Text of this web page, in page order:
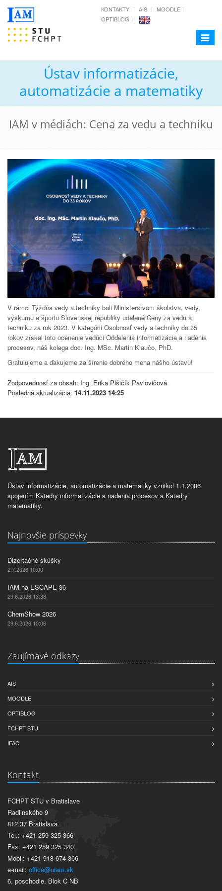
KONTAKTY AIS
MOODLE
OPTIBLOG
Toggle
Ústav informatizácie,
automatizácie a matematiky
IAM v médiách: Cena za vedu a techniku
V rámci Týždňa vedy a techniky boli Ministerstvom školstva, vedy,
výskumu a športu Slovenskej republiky udelené Ceny za vedu a
techniku za rok 2023. V kategórii Osobnosť vedy a techniky do 35
rokov získal toto ocenenie vedúci Oddelenia informatizácie a riadenia
procesov, náš kolega doc. Ing. MSc. Martin Klaučo, PhD.
Gratulujeme a ďakujeme za šírenie dobrého mena nášho ústavu!
Zodpovednosť za obsah: Ing. Erika Plšičík Pavlovičová
Posledná aktualizácia: 14.11.2023 14:25
Ústav informatizácie, automatizácie a matematiky vznikol 1.1.2006
spojením Katedry informatizácie a riadenia procesov a Katedry
matematiky.
Najnovšie príspevky
Dizertačné skúšky
2.7.2026 10:00
IAM na ESCAPE 36
29.6.2026 13:38
ChemShow 2026
29.6.2026 10:06
Zaujímavé odkazy
AIS
MOODLE
OPTIBLOG
FCHPT STU
IFAC
Kontakt
FCHPT STU v Bratislave
Radlinského 9
812 37 Bratislava
Tel.: +421 259 325 366
Fax: +421 259 325 340
Mobil: +421 918 674 366
e-mail: office@uiam.sk
6. poschodie, Blok C NB